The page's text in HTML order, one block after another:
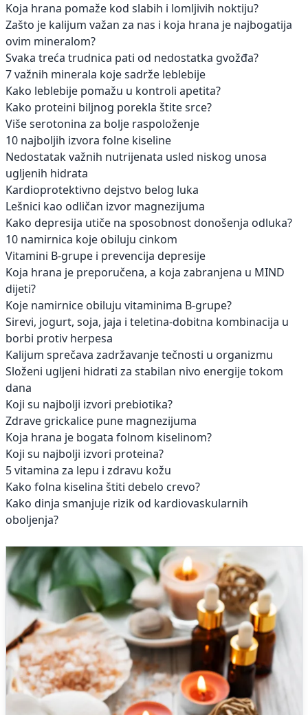
Koja hrana pomaže kod slabih i lomljivih noktiju?
Zašto je kalijum važan za nas i koja hrana je najbogatija
ovim mineralom?
Svaka treća trudnica pati od nedostatka gvožđa?
7 važnih minerala koje sadrže leblebije
Kako leblebije pomažu u kontroli apetita?
Kako proteini biljnog porekla štite srce?
Više serotonina za bolje raspoloženje
10 najboljih izvora folne kiseline
Nedostatak važnih nutrijenata usled niskog unosa
ugljenih hidrata
Kardioprotektivno dejstvo belog luka
Lešnici kao odličan izvor magnezijuma
Kako depresija utiče na sposobnost donošenja odluka?
10 namirnica koje obiluju cinkom
Vitamini B-grupe i prevencija depresije
Koja hrana je preporučena, a koja zabranjena u MIND
dijeti?
Koje namirnice obiluju vitaminima B-grupe?
Sirevi, jogurt, soja, jaja i teletina-dobitna kombinacija u
borbi protiv herpesa
Kalijum sprečava zadržavanje tečnosti u organizmu
Složeni ugljeni hidrati za stabilan nivo energije tokom
dana
Koji su najbolji izvori prebiotika?
Zdrave grickalice pune magnezijuma
Koja hrana je bogata folnom kiselinom?
Koji su najbolji izvori proteina?
5 vitamina za lepu i zdravu kožu
Kako folna kiselina štiti debelo crevo?
Kako dinja smanjuje rizik od kardiovaskularnih
oboljenja?